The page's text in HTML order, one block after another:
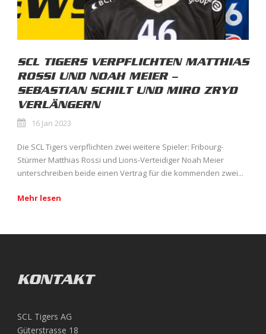
SCL TIGERS VERPFLICHTEN MATTHIAS
ROSSI UND NOAH MEIER –
SEBASTIAN SCHILT UND MIRO ZRYD
VERLÄNGERN
16 Jan 2023
Die SCL Tigers verpflichten zwei weitere Spieler: Fribourg-
Stürmer Matthias Rossi und Lions-Verteidiger Noah Meier
unterschreiben beide einen Vertrag für die kommenden zwei...
Mehr lesen
KONTAKT
SCL Tigers AG
Güterstrasse 18